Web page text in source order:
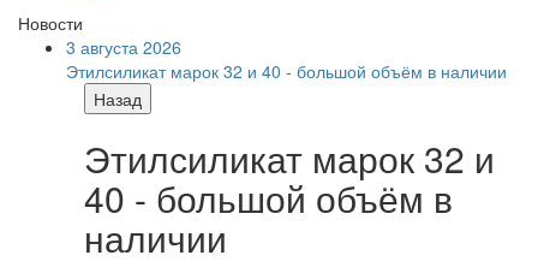
Новости
3 августа 2026
Этилсиликат марок 32 и 40 - большой объём в наличии
Назад
Этилсиликат марок 32 и
40 - большой объём в
наличии